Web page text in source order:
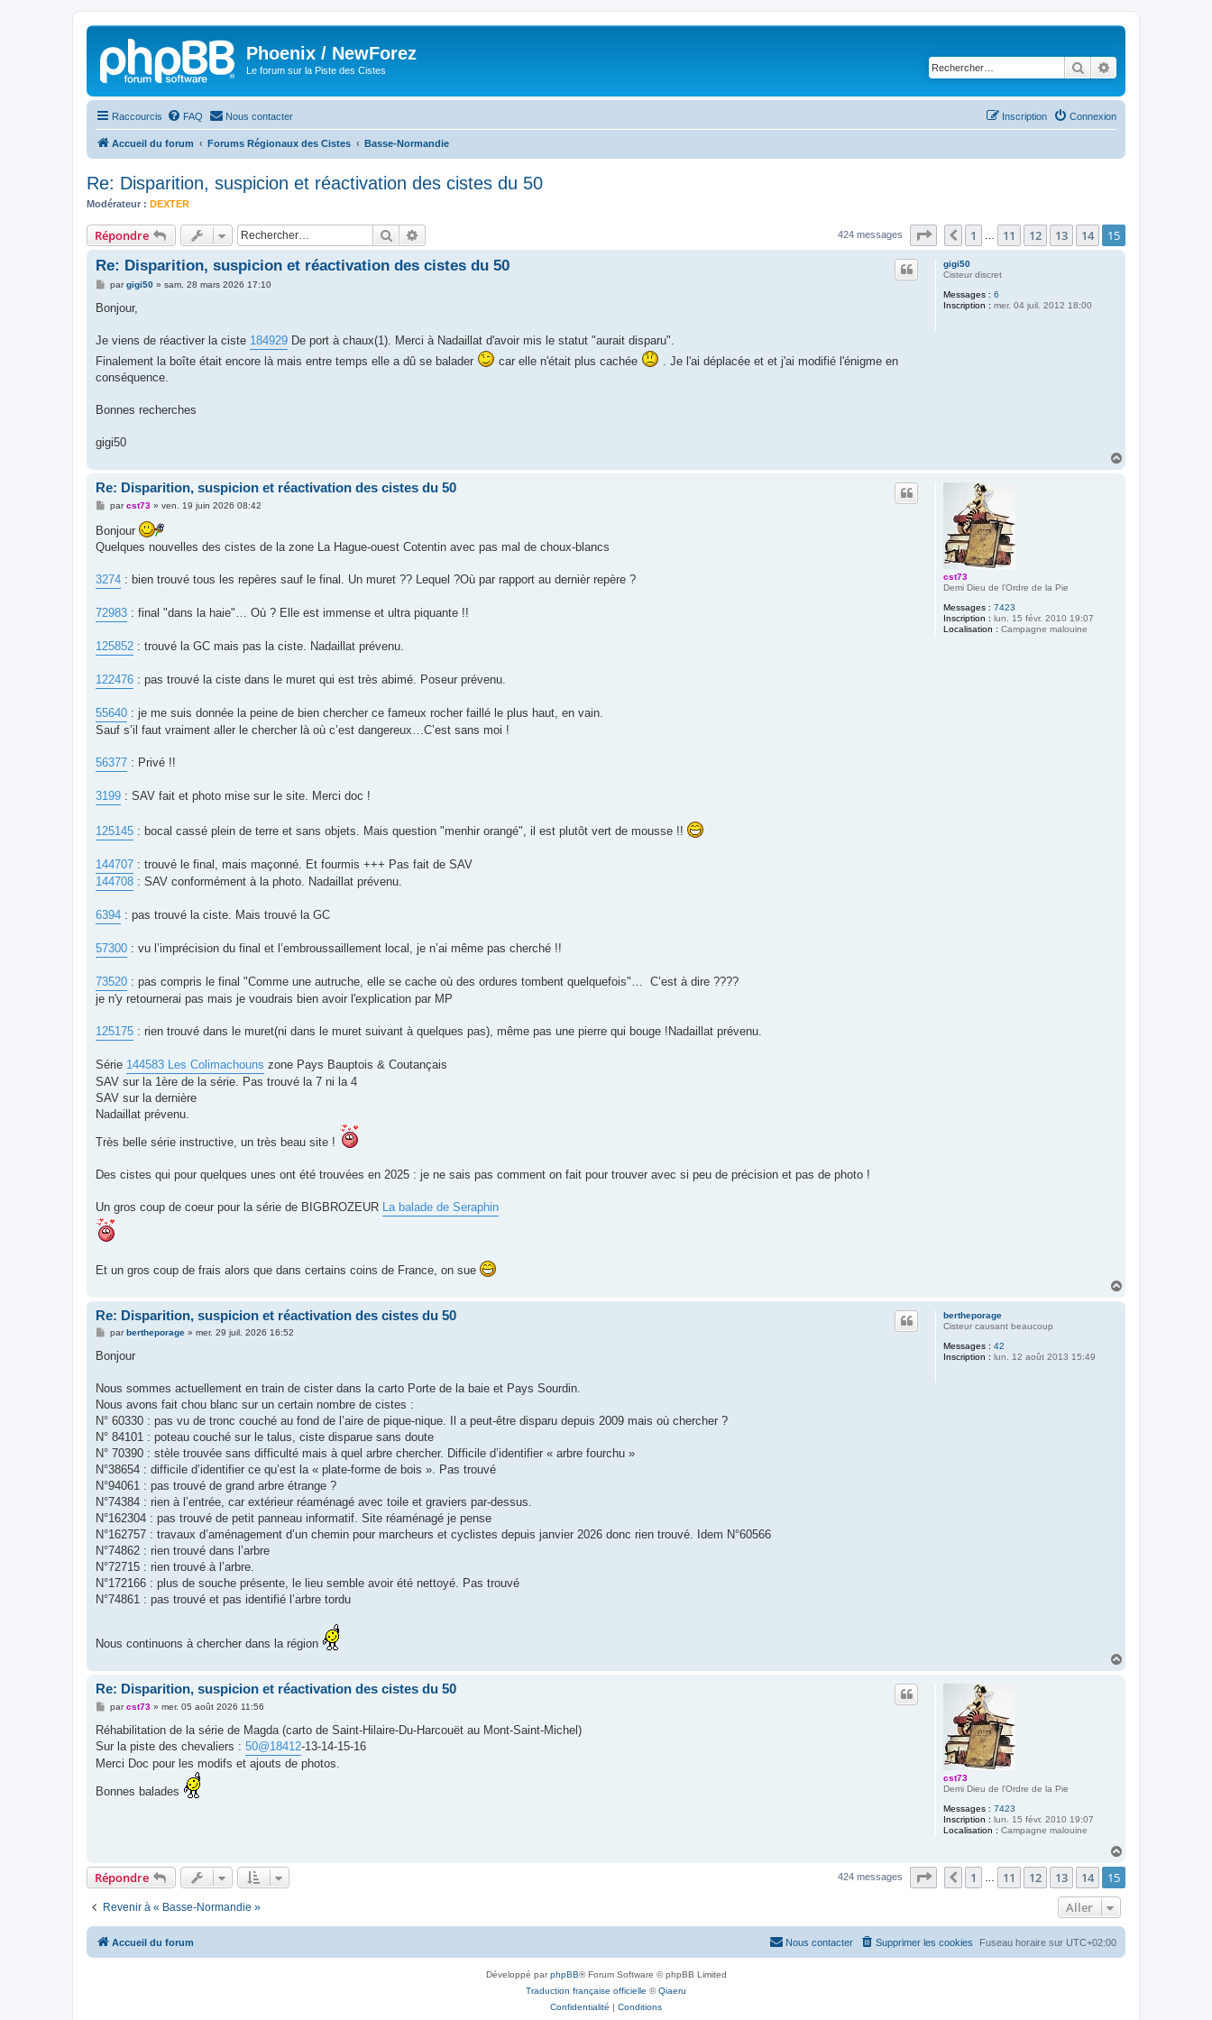
Phoenix / NewForez
Le forum sur la Piste des Cistes Rechercher
Raccourcis FAQ Nous contacter Connexion
Inscription
Accueil du forum Forums Régionaux des Cistes Basse-Normandie
Re: Disparition, suspicion et réactivation des cistes du 50
Modérateur : DEXTER
Répondre Rechercher 424 messages Page 15 sur 15
Précédent
1 11 12 13 14 15
gigi50
Cisteur discret
Messages : 6
Inscription : mer. 04 juil. 2012 18:00
Re: Disparition, suspicion et réactivation des cistes du 50
M
s
g
pargigi50» sam. 28 mars 2026 17:10
Bonjour,
Je viens de réactiver la ciste 184929 De port à chaux(1). Merci à Nadaillat d'avoir mis le statut "aurait disparu".
Finalement la boîte était encore là mais entre temps elle a dû se balader
car elle n'était plus cachée
. Je l'ai déplacée et et j'ai modifié l'énigme en
conséquence.
Bonnes recherches
gigi50
cst73
Demi Dieu de l'Ordre de la Pie
Messages : 7423
Inscription : lun. 15 févr. 2010 19:07
Localisation : Campagne malouine
Re: Disparition, suspicion et réactivation des cistes du 50
M
s
a
parcst73» ven. 19 juin 2026 08:42
Bonjour
Quelques nouvelles des cistes de la zone La Hague-ouest Cotentin avec pas mal de choux-blancs
3274 : bien trouvé tous les repères sauf le final. Un muret ?? Lequel ?Où par rapport au dernièr repère ?
72983 : final "dans la haie"… Où ? Elle est immense et ultra piquante !!
125852 : trouvé la GC mais pas la ciste. Nadaillat prévenu.
122476 : pas trouvé la ciste dans le muret qui est très abimé. Poseur prévenu.
55640 : je me suis donnée la peine de bien chercher ce fameux rocher faillé le plus haut, en vain.
Sauf s’il faut vraiment aller le chercher là où c’est dangereux…C’est sans moi !
56377 : Privé !!
3199 : SAV fait et photo mise sur le site. Merci doc !
125145 : bocal cassé plein de terre et sans objets. Mais question "menhir orangé", il est plutôt vert de mousse !!
144707 : trouvé le final, mais maçonné. Et fourmis +++ Pas fait de SAV
144708 : SAV conformément à la photo. Nadaillat prévenu.
6394 : pas trouvé la ciste. Mais trouvé la GC
57300 : vu l’imprécision du final et l’embroussaillement local, je n’ai même pas cherché !!
73520 : pas compris le final "Comme une autruche, elle se cache où des ordures tombent quelquefois"… C’est à dire ????
je n'y retournerai pas mais je voudrais bien avoir l'explication par MP
125175 : rien trouvé dans le muret(ni dans le muret suivant à quelques pas), même pas une pierre qui bouge !Nadaillat prévenu.
Série 144583 Les Colimachouns zone Pays Bauptois & Coutançais
SAV sur la 1ère de la série. Pas trouvé la 7 ni la 4
SAV sur la dernière
Nadaillat prévenu.
Très belle série instructive, un très beau site !
Des cistes qui pour quelques unes ont été trouvées en 2025 : je ne sais pas comment on fait pour trouver avec si peu de précision et pas de photo !
Un gros coup de coeur pour la série de BIGBROZEUR La balade de Seraphin
Et un gros coup de frais alors que dans certains coins de France, on sue
bertheporage
Cisteur causant beaucoup
Messages : 42
Inscription : lun. 12 août 2013 15:49
Re: Disparition, suspicion et réactivation des cistes du 50
M
s
g
parbertheporage» mer. 29 juil. 2026 16:52
Bonjour
Nous sommes actuellement en train de cister dans la carto Porte de la baie et Pays Sourdin.
Nous avons fait chou blanc sur un certain nombre de cistes :
N° 60330 : pas vu de tronc couché au fond de l’aire de pique-nique. Il a peut-être disparu depuis 2009 mais où chercher ?
N° 84101 : poteau couché sur le talus, ciste disparue sans doute
N° 70390 : stèle trouvée sans difficulté mais à quel arbre chercher. Difficile d’identifier « arbre fourchu »
N°38654 : difficile d’identifier ce qu’est la « plate-forme de bois ». Pas trouvé
N°94061 : pas trouvé de grand arbre étrange ?
N°74384 : rien à l’entrée, car extérieur réaménagé avec toile et graviers par-dessus.
N°162304 : pas trouvé de petit panneau informatif. Site réaménagé je pense
N°162757 : travaux d’aménagement d’un chemin pour marcheurs et cyclistes depuis janvier 2026 donc rien trouvé. Idem N°60566
N°74862 : rien trouvé dans l’arbre
N°72715 : rien trouvé à l’arbre.
N°172166 : plus de souche présente, le lieu semble avoir été nettoyé. Pas trouvé
N°74861 : pas trouvé et pas identifié l’arbre tordu
Nous continuons à chercher dans la région
cst73
Demi Dieu de l'Ordre de la Pie
Messages : 7423
Inscription : lun. 15 févr. 2010 19:07
Localisation : Campagne malouine
Re: Disparition, suspicion et réactivation des cistes du 50
M
s
a
g
e
parcst73» mer. 05 août 2026 11:56
Réhabilitation de la série de Magda (carto de Saint-Hilaire-Du-Harcouët au Mont-Saint-Michel)
Sur la piste des chevaliers : 50@18412-13-14-15-16
Merci Doc pour les modifs et ajouts de photos.
Bonnes balades
t
Répondre 424 messages Page 15 sur 15
Précédent
1 11 12 13 14 15
Revenir à « Basse-Normandie » Aller
Accueil du forum Fuseau horaire sur UTC+02:00
Supprimer les cookies
Nous contacter
Développé parphpBB® Forum Software © phpBB Limited
Traduction française officielle ©Qiaeru
Confidentialité | Conditions